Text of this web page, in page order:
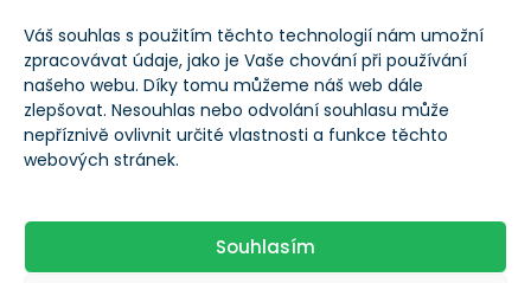
Váš souhlas s použitím těchto technologií nám umožní
zpracovávat údaje, jako je Vaše chování při používání
našeho webu. Díky tomu můžeme náš web dále
zlepšovat. Nesouhlas nebo odvolání souhlasu může
nepříznivě ovlivnit určité vlastnosti a funkce těchto
webových stránek.
Souhlasím
Adresa sídla
společnosti
--
--